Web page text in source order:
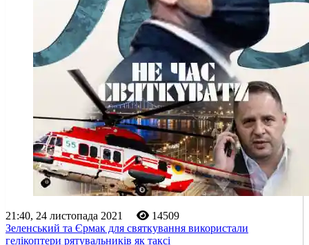
21:40, 24 листопада 2021
14509
Зеленський та Єрмак для святкування використали
гелікоптери рятувальників як таксі